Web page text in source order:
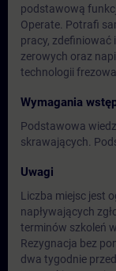
podstawową
Operate. Potrafi
pracy, zdefiniować
zerowych oraz
technologii
Wymagania
Podstawowa
skrawających.
Uwagi
Liczba miejsc jest
napływających
terminów szkoleń
Rezygnacja bez
dwa tygodnie